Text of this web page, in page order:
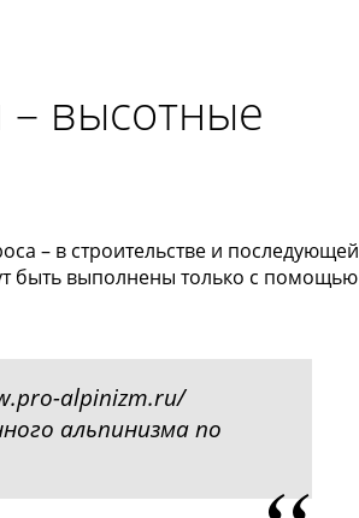
высотные
– в строительстве и последующей
быть выполнены только с помощью
alpinizm.ru/
альпинизма по